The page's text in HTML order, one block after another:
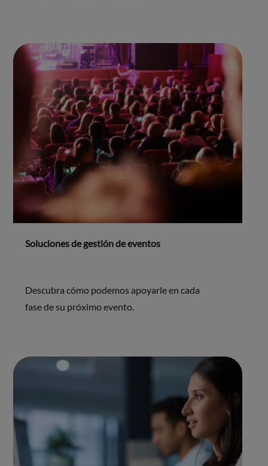
Soluciones de gestión de eventos
Descubra cómo podemos apoyarle en cada
fase de su próximo evento.